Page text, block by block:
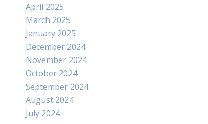
April 2025
March 2025
January 2025
December 2024
November 2024
October 2024
September 2024
August 2024
July 2024